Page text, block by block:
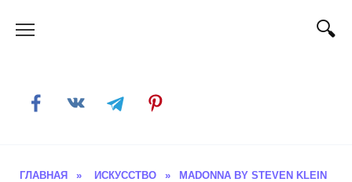
ГЛАВНАЯ » ИСКУССТВО » MADONNA BY STEVEN KLEIN